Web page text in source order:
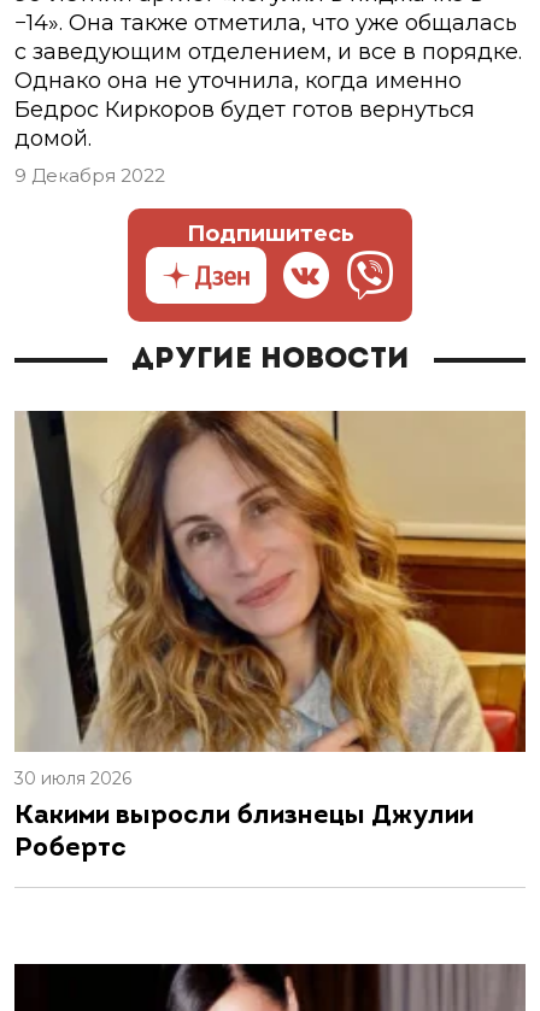
−14». Она также отметила, что уже общалась
с заведующим отделением, и все в порядке.
Однако она не уточнила, когда именно
Бедрос Киркоров будет готов вернуться
домой.
9 Декабря 2022
Подпишитесь
Другие новости
30 июля 2026
Какими выросли близнецы Джулии
Робертс